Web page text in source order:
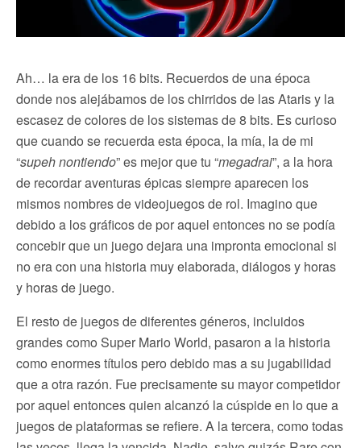
Ah… la era de los 16 bits. Recuerdos de una época
donde nos alejábamos de los chirridos de las Ataris y la
escasez de colores de los sistemas de 8 bits. Es curioso
que cuando se recuerda esta época, la mía, la de mi
“supeh nontiendo” es mejor que tu “megadrai”, a la hora
de recordar aventuras épicas siempre aparecen los
mismos nombres de videojuegos de rol. Imagino que
debido a los gráficos de por aquel entonces no se podía
concebir que un juego dejara una impronta emocional si
no era con una historia muy elaborada, diálogos y horas
y horas de juego.
El resto de juegos de diferentes géneros, incluidos
grandes como Super Mario World, pasaron a la historia
como enormes títulos pero debido mas a su jugabilidad
que a otra razón. Fue precisamente su mayor competidor
por aquel entonces quien alcanzó la cúspide en lo que a
juegos de plataformas se refiere. A la tercera, como todas